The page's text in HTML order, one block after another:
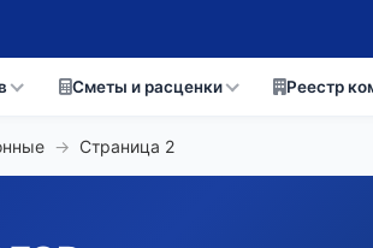
Сметы и расценки Реестр
→ Страница 2